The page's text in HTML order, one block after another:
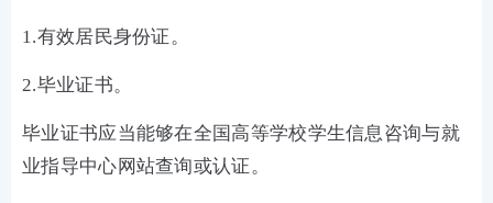
1.有效居民身份证。
2.毕业证书。
毕业证书应当能够在全国高等学校学生信息咨询与就
业指导中心网站查询或认证。